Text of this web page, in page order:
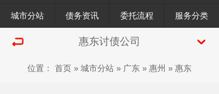
城市分站 债务资讯 委托流程 服务分类
惠东讨债公司
位置： 首页 » 城市分站 » 广东 » 惠州 » 惠东